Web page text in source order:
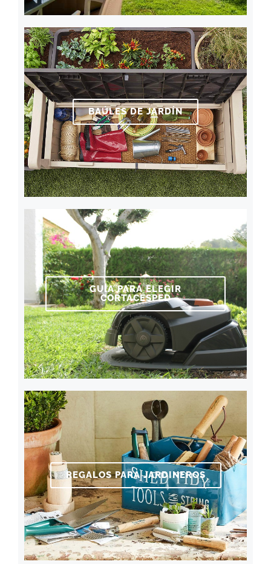
BAÚLES DE JARDÍN
GUÍA PARA ELEGIR
CORTACÉSPED
REGALOS PARA JARDINEROS